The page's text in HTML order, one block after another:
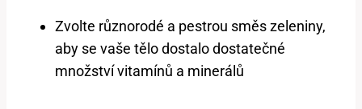
Zvolte různorodé a pestrou směs zeleniny,
aby se vaše tělo dostalo dostatečné
množství vitamínů a minerálů